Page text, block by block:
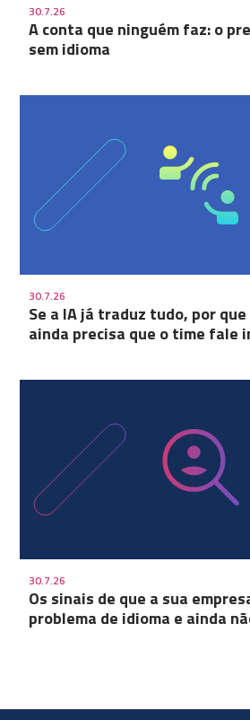
30.7.26
A conta que ninguém faz: o
sem idioma
30.7.26
Se a IA já traduz tudo, por
ainda precisa que o time fale
30.7.26
Os sinais de que a sua
problema de idioma e ainda